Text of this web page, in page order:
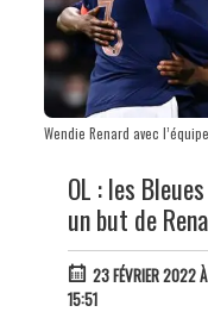
Wendie Renard avec l’équipe
OL : les
un but de
23 FÉVRIER 2022
15:51